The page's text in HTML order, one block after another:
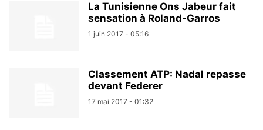
La Tunisienne Ons Jabeur fait
sensation à Roland-Garros
1 juin 2017 - 05:16
Classement ATP: Nadal repasse
devant Federer
17 mai 2017 - 01:32